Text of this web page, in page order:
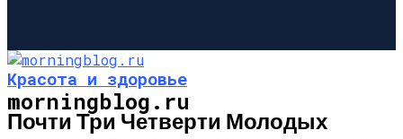
morningblog.ru
Красота и здоровье
Почти Три Четверти Молодых